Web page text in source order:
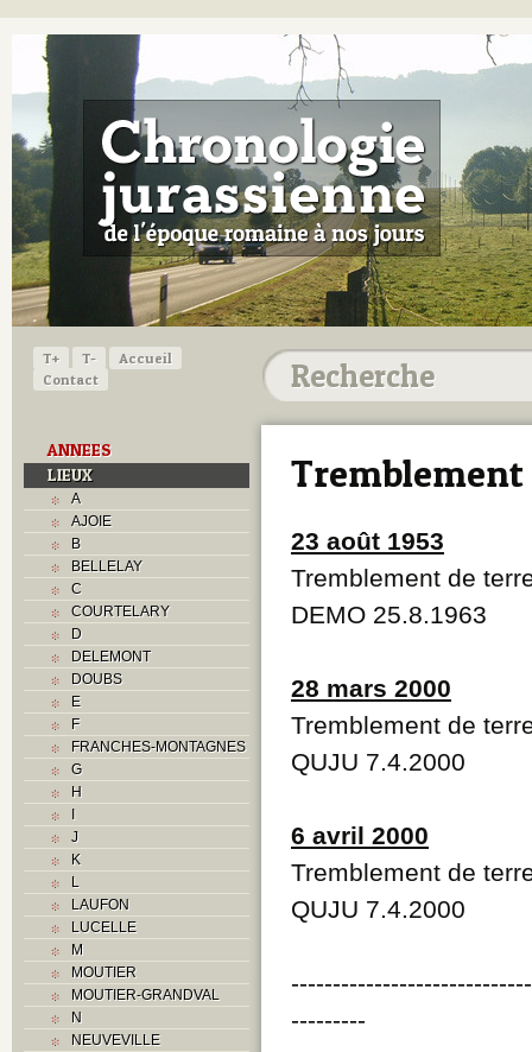
T+ T-
Accueil
Contact
ANNEES
LIEUX
A
AJOIE
B
BELLELAY
C
COURTELARY
D
DELEMONT
DOUBS
E
F
FRANCHES-MONTAGNES
G
H
I
J
K
L
LAUFON
LUCELLE
M
MOUTIER
MOUTIER-GRANDVAL
N
NEUVEVILLE
Tremblement
23 août 1953
Tremblement de
DEMO 25.8.1963
28 mars 2000
Tremblement de
QUJU 7.4.2000
6 avril 2000
Tremblement de
QUJU 7.4.2000
---------